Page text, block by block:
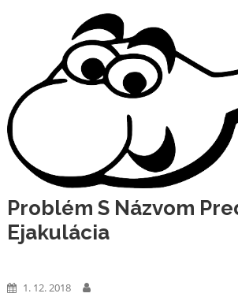
Problém S Názvom
Ejakulácia
1. 12. 2018